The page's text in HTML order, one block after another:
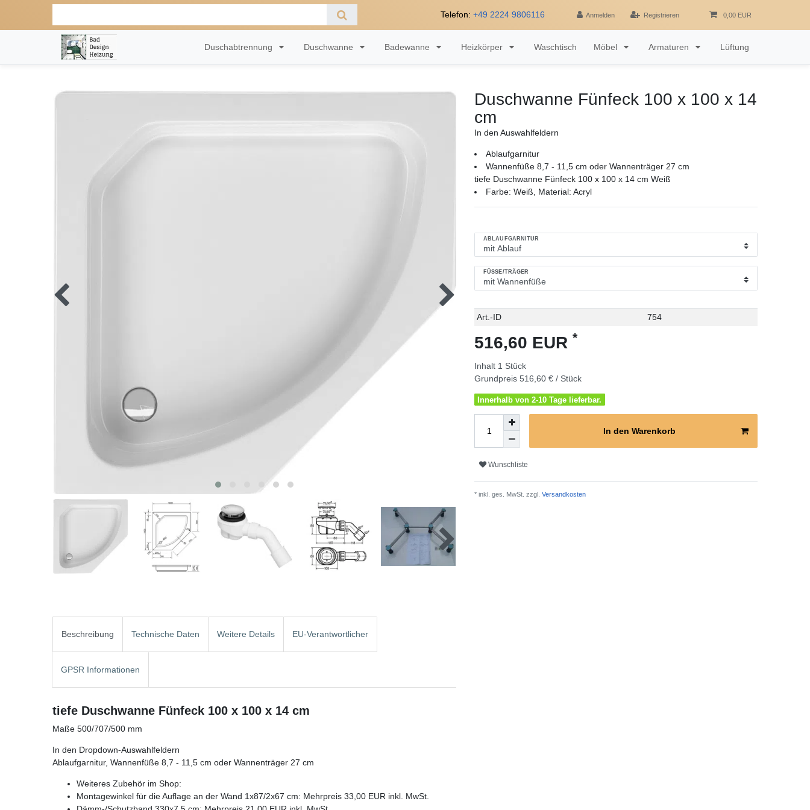
Telefon: +49 2224 9806116 Anmelden Registrieren 0,00 EUR
Duschabtrennung Duschwanne Badewanne Heizkörper Waschtisch Möbel Armaturen Lüftung
Duschwanne Fünfeck 100 x 100 x 14
cm
In den Auswahlfeldern
Ablaufgarnitur
Wannenfüße 8,7 - 11,5 cm oder Wannenträger 27 cm
tiefe Duschwanne Fünfeck 100 x 100 x 14 cm Weiß
Farbe: Weiß, Material: Acryl
ABLAUFGARNITUR
FÜSSE/TRÄGER
Technisches
Wert
Art.-ID 754
516,60 EUR *
Inhalt 1 Stück
Grundpreis 516,60 € / Stück
Innerhalb von 2-10 Tage lieferbar.
In den Warenkorb
Wunschliste
* inkl. ges. MwSt. zzgl. Versandkosten
Beschreibung Technische Daten Weitere Details EU-Verantwortlicher
GPSR Informationen
tiefe Duschwanne Fünfeck 100 x 100 x 14 cm
Maße 500/707/500 mm
In den Dropdown-Auswahlfeldern
Ablaufgarnitur, Wannenfüße 8,7 - 11,5 cm oder Wannenträger 27 cm
Weiteres Zubehör im Shop:
Montagewinkel für die Auflage an der Wand 1x87/2x67 cm: Mehrpreis 33,00 EUR inkl. MwSt.